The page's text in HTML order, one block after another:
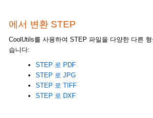
에서 변환 STEP
CoolUtils를 사용하여 STEP 파일을 다양한 다른
습니다:
STEP 로 PDF
STEP 로 JPG
STEP 로 TIFF
STEP 로 DXF